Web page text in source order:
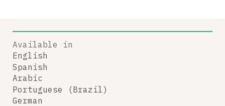
Available in
English
Spanish
Arabic
Portuguese (Brazil)
German